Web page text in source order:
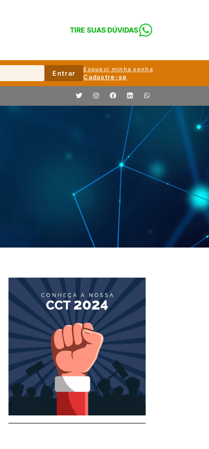
TIRE SUAS DÚVIDAS
Entrar Esqueci minha senha
Cadastre-se